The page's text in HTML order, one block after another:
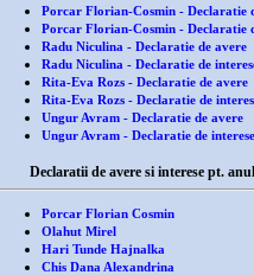
Porcar Florian-Cosmin - Declaratie
Porcar Florian-Cosmin - Declaratie
Radu Niculina - Declaratie de avere
Radu Niculina - Declaratie de
Rita-Eva Rozs - Declaratie de avere
Rita-Eva Rozs - Declaratie de
Ungur Avram - Declaratie de avere
Ungur Avram - Declaratie de interese
Declaratii de avere si interese pt. anul
Porcar Florian Cosmin
Olahut Mirel
Hari Tunde Hajnalka
Chis Dana Alexandrina